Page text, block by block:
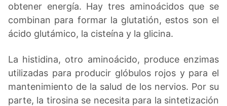
obtener energía. Hay tres aminoácidos que se
combinan para formar la glutatión, estos son el
ácido glutámico, la cisteína y la glicina.
La histidina, otro aminoácido, produce enzimas
utilizadas para producir glóbulos rojos y para el
mantenimiento de la salud de los nervios. Por su
parte, la tirosina se necesita para la sintetización